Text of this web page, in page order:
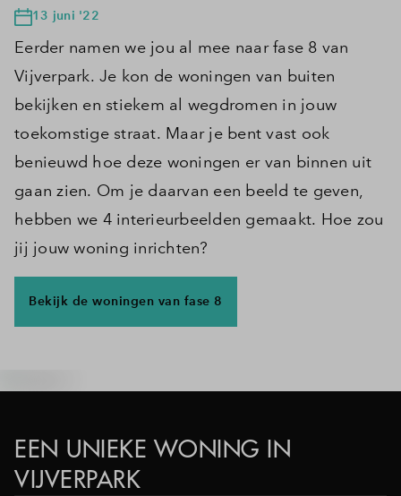
13 juni '22
Eerder namen we jou al mee naar fase 8 van
Vijverpark. Je kon de woningen van buiten
bekijken en stiekem al wegdromen in jouw
toekomstige straat. Maar je bent vast ook
benieuwd hoe deze woningen er van binnen uit
gaan zien. Om je daarvan een beeld te geven,
hebben we 4 interieurbeelden gemaakt. Hoe zou
jij jouw woning inrichten?
Bekijk de woningen van fase 8
EEN UNIEKE WONING IN
VIJVERPARK